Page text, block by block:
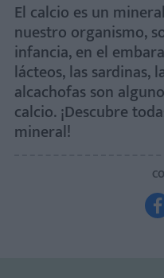
El calcio es un
nuestro organismo,
infancia, en el
lácteos, las sardinas,
alcachofas son
calcio. ¡Descubre
mineral!
